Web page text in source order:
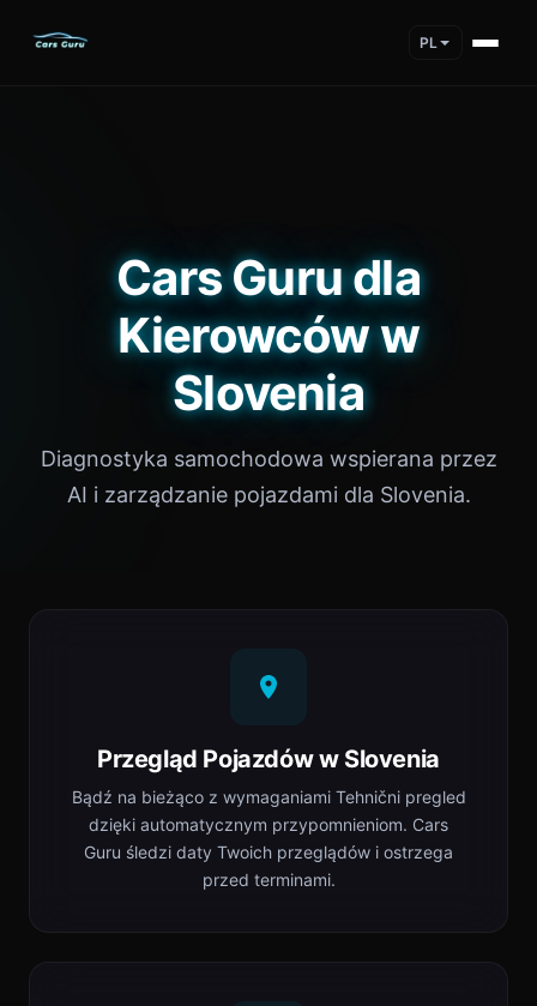
PL
Cars Guru dla
Kierowców w
Slovenia
Diagnostyka samochodowa wspierana przez
AI i zarządzanie pojazdami dla Slovenia.
Przegląd Pojazdów w Slovenia
Bądź na bieżąco z wymaganiami Tehnični pregled
dzięki automatycznym przypomnieniom. Cars
Guru śledzi daty Twoich przeglądów i ostrzega
przed terminami.